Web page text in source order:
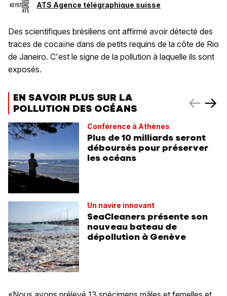
ATS Agence télégraphique suisse
Des scientifiques brésiliens ont affirmé avoir détecté des
traces de cocaïne dans de petits requins de la côte de Rio
de Janeiro. C'est le signe de la pollution à laquelle ils sont
exposés.
EN SAVOIR PLUS SUR LA
POLLUTION DES OCÉANS
Conférence à Athènes
Plus de 10 milliards seront
déboursés pour préserver
les océans
Un navire innovant
SeaCleaners présente son
nouveau bateau de
dépollution à Genève